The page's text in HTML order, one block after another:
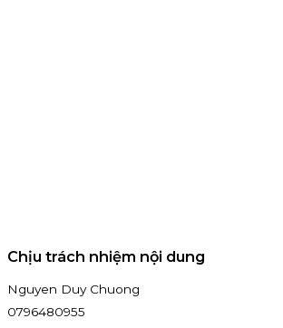
Chịu trách nhiệm nội dung
Nguyen Duy Chuong
0796480955